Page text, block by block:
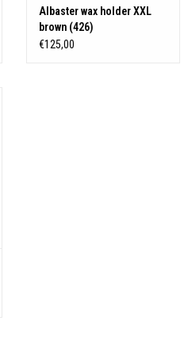
Albaster wax holder XXL
brown (426)
€125,00